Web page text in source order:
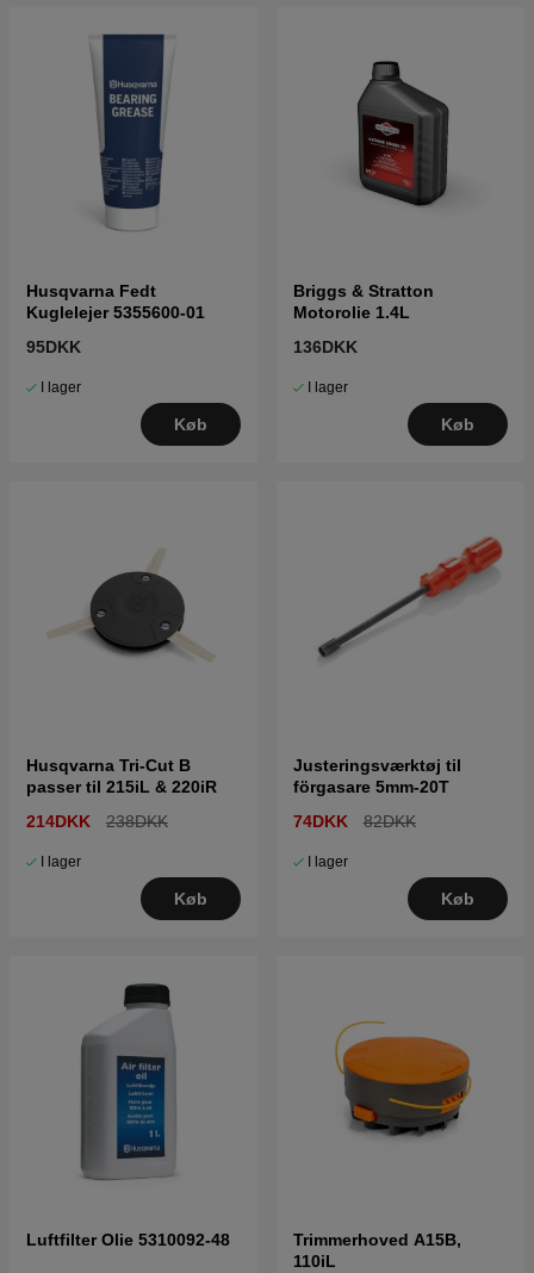
Husqvarna Fedt
Kuglelejer 5355600-01
95DKK
I lager
Køb
Briggs & Stratton
Motorolie 1.4L
136DKK
I lager
Køb
Husqvarna Tri-Cut B
passer til 215iL & 220iR
214DKK
238DKK
I lager
Køb
Justeringsværktøj til
förgasare 5mm-20T
74DKK
82DKK
I lager
Køb
Luftfilter Olie 5310092-48
Trimmerhoved A15B,
110iL